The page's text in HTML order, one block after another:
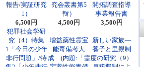
報告/実証研究
1）
6,500円
究会叢書第5
輯）
4,500円
開拓調査指導
事業報告書
3,500円
犯罪社会学研
究（4）特集
1「今日の少年
非行問題」/特
増益薬性霊宝
能毒備考大
成 (内題:「霊
新しい家族―
養子と里親制
度の研究（9）